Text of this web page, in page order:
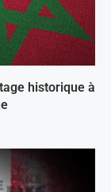
historique à